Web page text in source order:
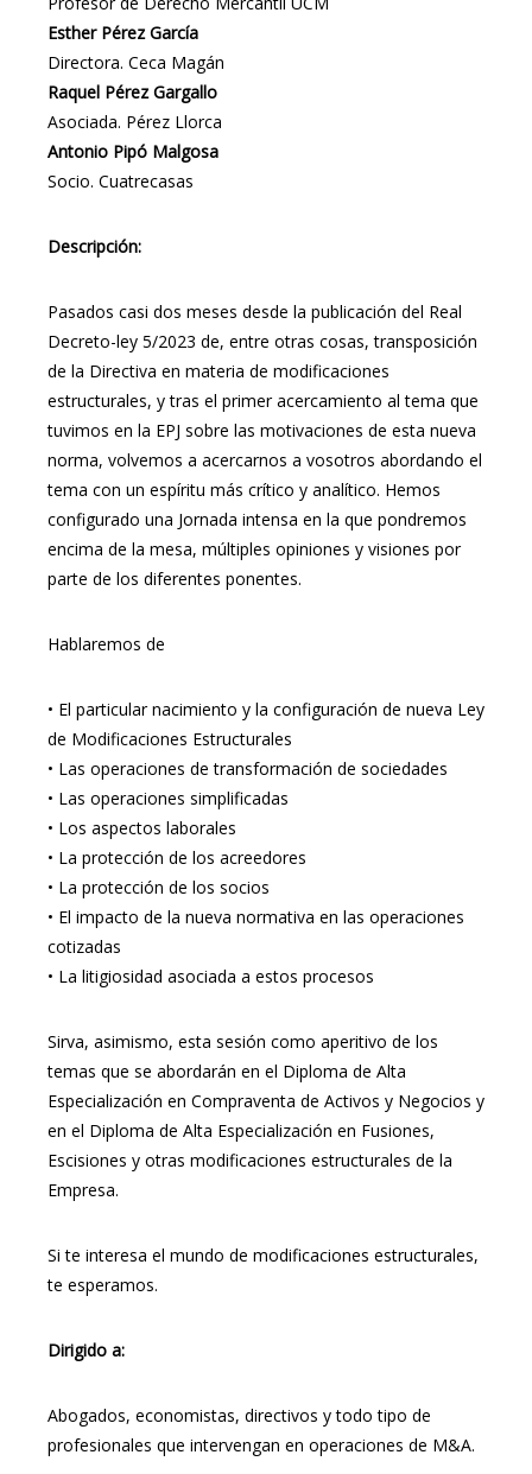
Esther Pérez García
Directora. Ceca Magán
Raquel Pérez Gargallo
Asociada. Pérez Llorca
Antonio Pipó Malgosa
Socio. Cuatrecasas
Descripción:
Pasados casi dos meses desde la publicación del Real
Decreto-ley 5/2023 de, entre otras cosas, transposición
de la Directiva en materia de modificaciones
estructurales, y tras el primer acercamiento al tema que
tuvimos en la EPJ sobre las motivaciones de esta nueva
norma, volvemos a acercarnos a vosotros abordando el
tema con un espíritu más crítico y analítico. Hemos
configurado una Jornada intensa en la que pondremos
encima de la mesa, múltiples opiniones y visiones por
parte de los diferentes ponentes.
Hablaremos de
• El particular nacimiento y la configuración de nueva Ley
de Modificaciones Estructurales
• Las operaciones de transformación de sociedades
• Las operaciones simplificadas
• Los aspectos laborales
• La protección de los acreedores
• La protección de los socios
• El impacto de la nueva normativa en las operaciones
cotizadas
• La litigiosidad asociada a estos procesos
Sirva, asimismo, esta sesión como aperitivo de los
temas que se abordarán en el Diploma de Alta
Especialización en Compraventa de Activos y Negocios y
en el Diploma de Alta Especialización en Fusiones,
Escisiones y otras modificaciones estructurales de la
Empresa.
Si te interesa el mundo de modificaciones estructurales,
te esperamos.
Dirigido a:
Abogados, economistas, directivos y todo tipo de
profesionales que intervengan en operaciones de M&A.